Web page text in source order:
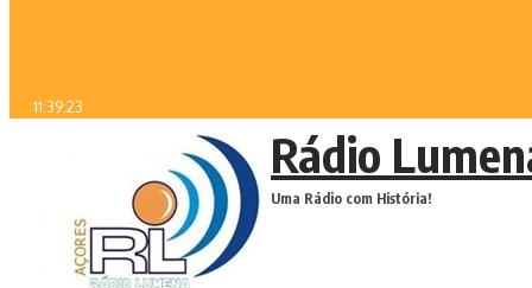
11:39:23
Rádio
Uma Rádio com História!